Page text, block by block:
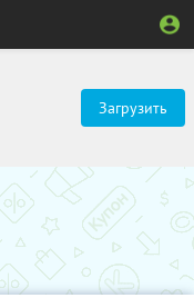
Загрузить